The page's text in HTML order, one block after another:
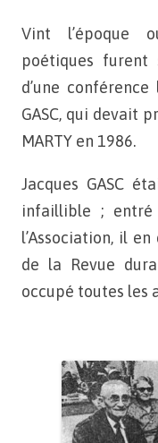
Vint l’époque
poétiques furent
d’une
GASC, qui devait
MARTY en 1986.
Jacques GASC
infaillible ; entré
l’Association, il en
de la Revue
occupé toutes les